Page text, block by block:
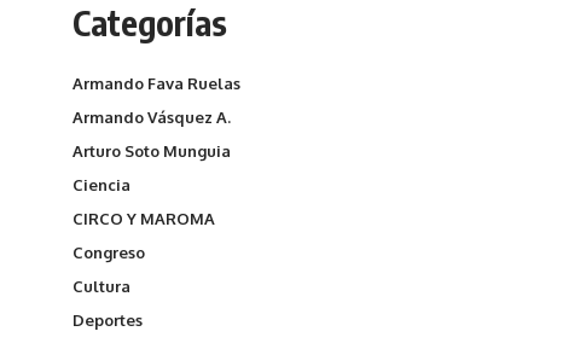
Categorías
Armando Fava Ruelas
Armando Vásquez A.
Arturo Soto Munguia
Ciencia
CIRCO Y MAROMA
Congreso
Cultura
Deportes